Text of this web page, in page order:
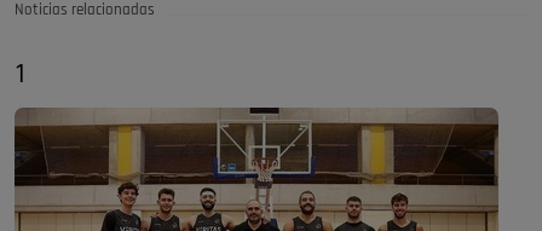
Noticias relacionadas
1